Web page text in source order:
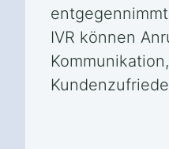
IVR können